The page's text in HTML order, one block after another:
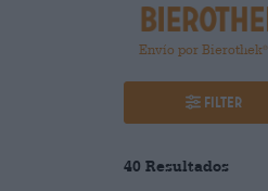
Envío por Bierothek®
Filter
40 Resultados